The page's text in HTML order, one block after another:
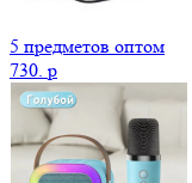
5 предметов оптом
730. p